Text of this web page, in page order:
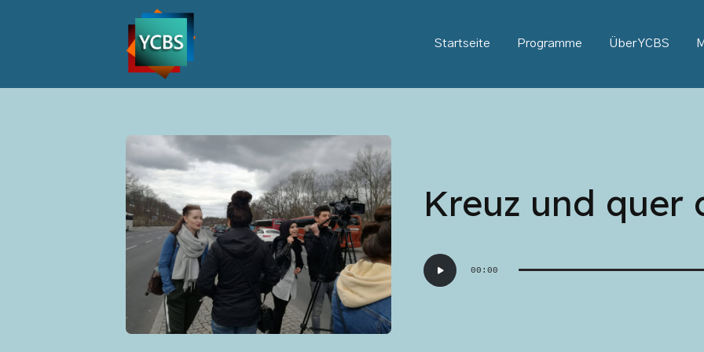
Startseite Programme Über YCBS
Kreuz und quer
Audio-
Player
00:00